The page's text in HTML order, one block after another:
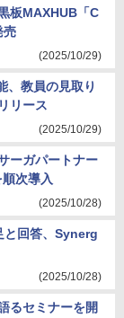
板MAXHUB「C
売
(2025/10/29)
、教員の見取り
リース
(2025/10/29)
ーガパートナー
次導入
(2025/10/28)
と回答、Synerg
(2025/10/28)
るセミナーを開